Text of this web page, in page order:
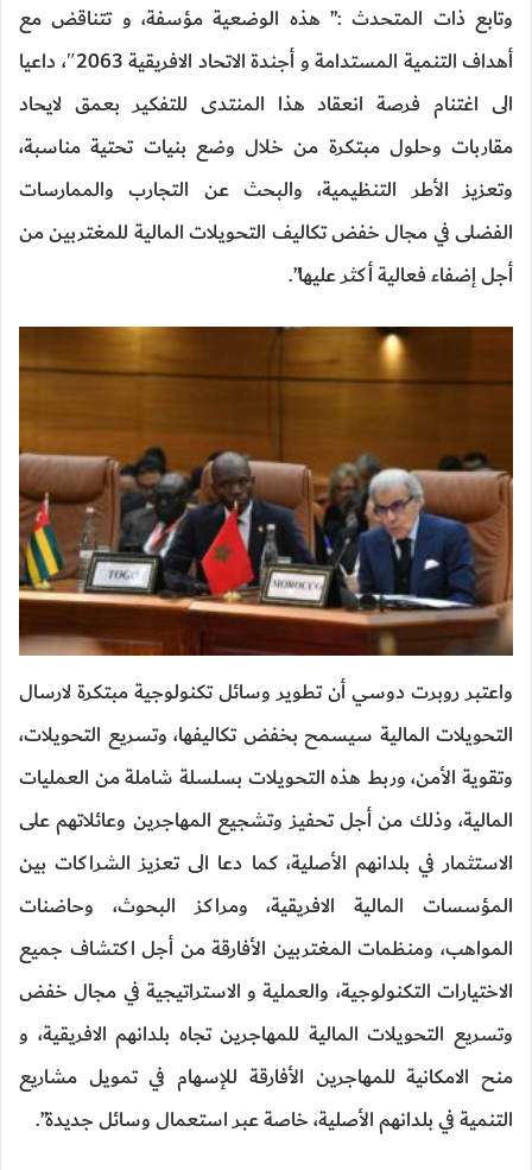
وتابع ذات المتحدث :” هذه الوضعية مؤسفة، و تتناقض مع
أهداف التنمية المستدامة و أجندة الاتحاد الافريقية 2063″، داعيا
الى اغتنام فرصة انعقاد هذا المنتدى للتفكير بعمق لايحاد
مقاربات وحلول مبتكرة من خلال وضع بنيات تحتية مناسبة،
وتعزيز الأطر التنظيمية، والبحث عن التجارب والممارسات
الفضلى في مجال خفض تكاليف التحويلات المالية للمغتربين من
أجل إضفاء فعالية أكثر عليها”.
واعتبر روبرت دوسي أن تطوير وسائل تكنولوجية مبتكرة لارسال
التحويلات المالية سيسمح بخفض تكاليفها، وتسريع التحويلات،
وتقوية الأمن، وربط هذه التحويلات بسلسلة شاملة من العمليات
المالية، وذلك من أجل تحفيز وتشجيع المهاجرين وعائلاتهم على
الاستثمار في بلدانهم الأصلية، كما دعا الى تعزيز الشراكات بين
المؤسسات المالية الافريقية، ومراكز البحوث، وحاضنات
المواهب، ومنظمات المغتربين الأفارقة من أجل اكتشاف جميع
الاختيارات التكنولوجية، والعملية و الاستراتيجية في مجال خفض
وتسريع التحويلات المالية للمهاجرين تجاه بلدانهم الافريقية، و
منح الامكانية للمهاجرين الأفارقة للإسهام في تمويل مشاريع
التنمية في بلدانهم الأصلية، خاصة عبر استعمال وسائل جديدة”.